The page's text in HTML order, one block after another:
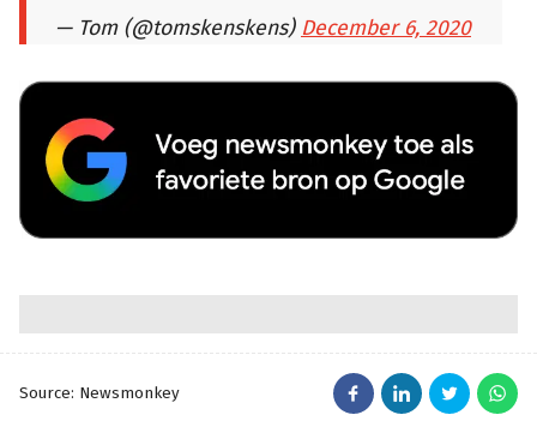
— Tom (@tomskenskens) December 6, 2020
Source: Newsmonkey